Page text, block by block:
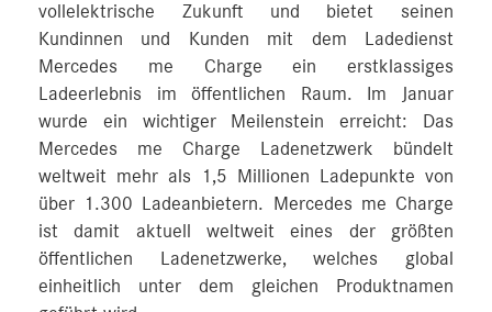
vollelektrische Zukunft und bietet seinen
Kundinnen und Kunden mit dem Ladedienst
Mercedes me Charge ein erstklassiges
Ladeerlebnis im öffentlichen Raum. Im Januar
wurde ein wichtiger Meilenstein erreicht: Das
Mercedes me Charge Ladenetzwerk bündelt
weltweit mehr als 1,5 Millionen Ladepunkte von
über 1.300 Ladeanbietern. Mercedes me Charge
ist damit aktuell weltweit eines der größten
öffentlichen Ladenetzwerke, welches global
einheitlich unter dem gleichen Produktnamen